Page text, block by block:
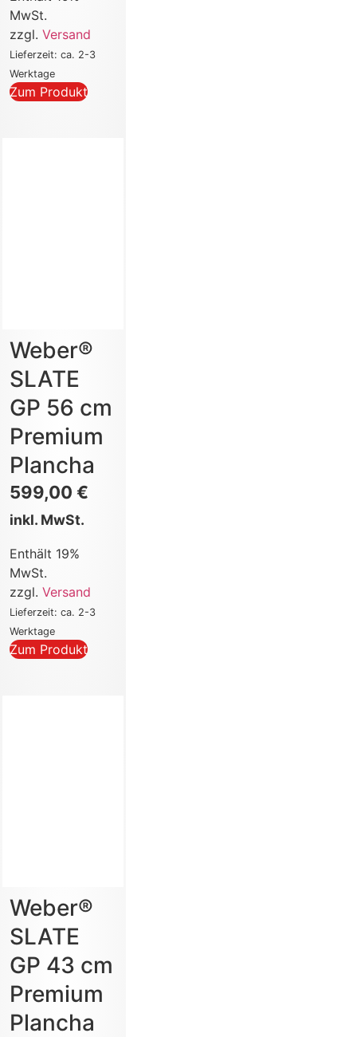
MwSt.
zzgl.Versand
Lieferzeit: ca. 2-3
Werktage
Zum Produkt
Weber®
SLATE
GP 56 cm
Premium
Plancha
599,00€
inkl. MwSt.
Enthält 19%
MwSt.
zzgl.Versand
Lieferzeit: ca. 2-3
Werktage
Zum Produkt
Weber®
SLATE
GP 43 cm
Premium
Plancha